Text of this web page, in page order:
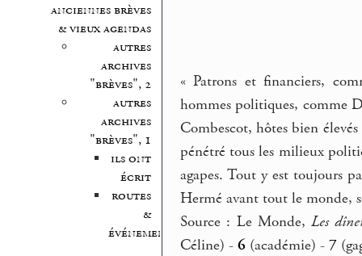
anciennes brèves
& vieux agendas
autres
archives
"brèves", 2
autres
archives
"brèves", 1
ils ont
écrit
routes
&
événements
« Patrons et financiers,
hommes politiques, comme
Combescot, hôtes bien
pénétré tous les milieux
agapes. Tout y est toujours
Hermé avant tout le monde,
Source : Le Monde,Les
Céline) -6 (académie) -7